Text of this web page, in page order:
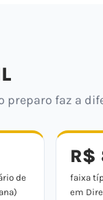
preparo faz a
de
R$
faixa
em